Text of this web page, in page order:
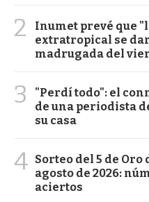
2
Inumet prevé que
extratropical se
madrugada del
3
"Perdí todo": el
de una periodista
su casa
4 Sorteo del 5 de Oro
agosto de 2026:
aciertos